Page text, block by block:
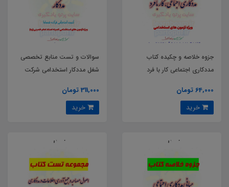
جزوه خلاصه و چکیده کتاب
مددکاری اجتماعی کار با فرد
64,000 تومان
سوالات و تست منابع تخصصی
شغل مددکار استخدامی شرکت
311,000 تومان